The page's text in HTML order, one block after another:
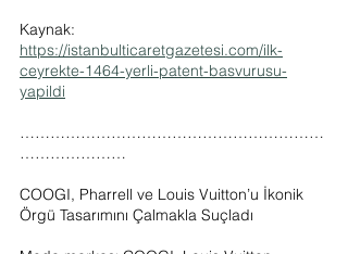
Kaynak:
https://istanbulticaretgazetesi.com/ilk-
ceyrekte-1464-yerli-patent-basvurusu-
yapildi
……………………………………………………
…………………
COOGI, Pharrell ve Louis Vuitton’u İkonik
Örgü Tasarımını Çalmakla Suçladı